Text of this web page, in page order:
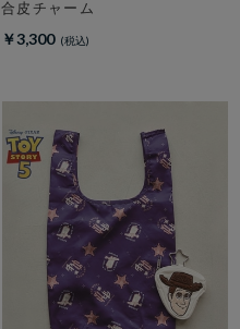
合皮チャーム
￥3,300